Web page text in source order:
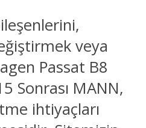
veya
Passat B8
Sonrası MANN,
ihtiyaçları